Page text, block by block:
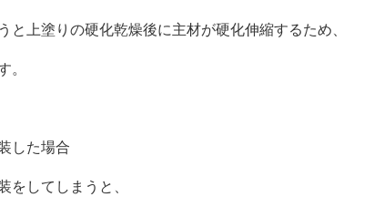
上塗りの硬化乾燥後に主材が硬化伸縮するため、
。
した場合
をしてしまうと、